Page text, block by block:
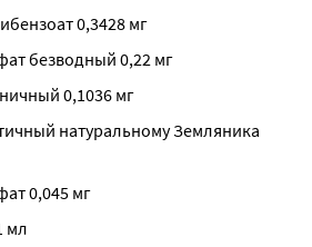
0,3428 мг
безводный 0,22 мг
0,1036 мг
натуральному Земляника
0,045 мг
мл